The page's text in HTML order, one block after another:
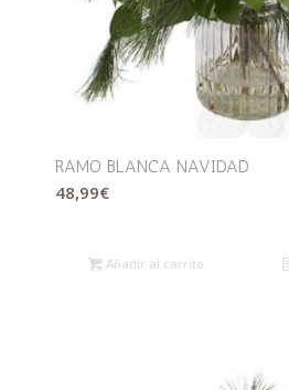
RAMO BLANCA NAVIDAD
48,99€
Añadir al carrito